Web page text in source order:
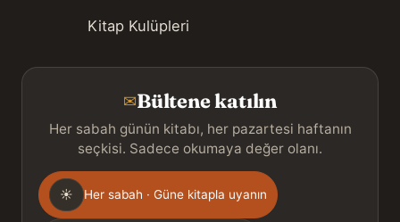
Kitap Kulüpleri
✉Bültene katılın
Her sabah günün kitabı, her pazartesi haftanın
seçkisi. Sadece okumaya değer olanı.
Gönderim
sıklığı
☀ Her sabah · Güne kitapla uyanın